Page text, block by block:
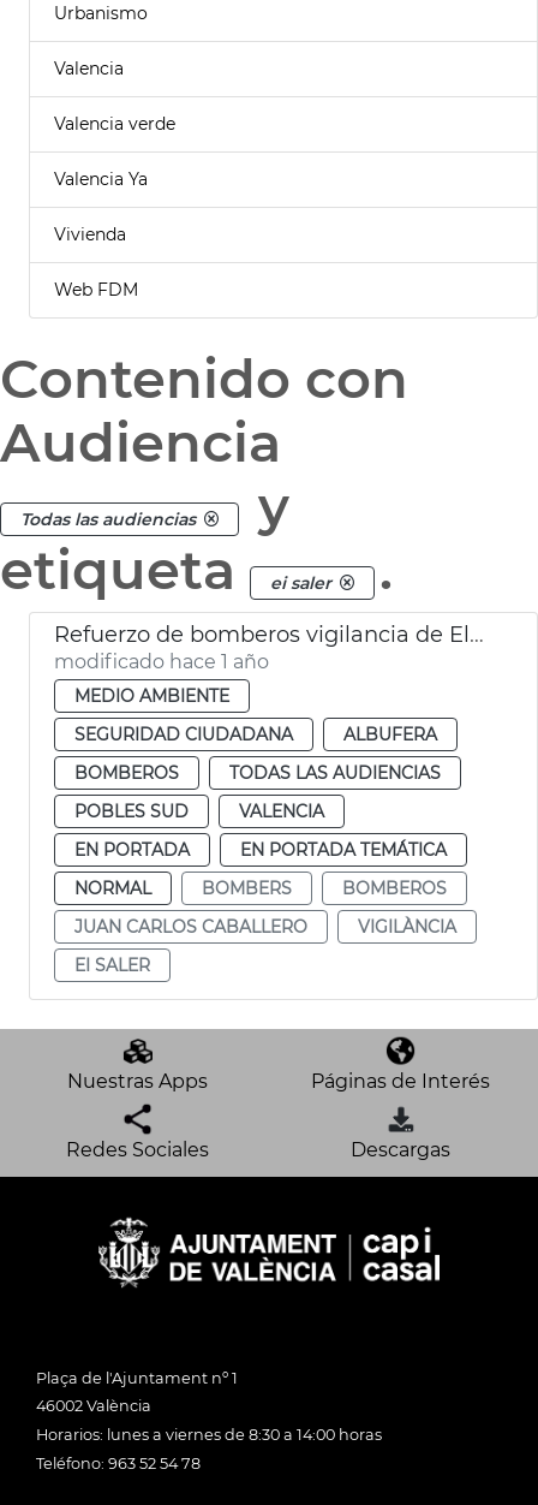
Urbanismo
Valencia
Valencia verde
Valencia Ya
Vivienda
Web FDM
Contenido con
Audiencia
Todas las audiencias
y
etiqueta
ei saler .
Refuerzo de bomberos vigilancia de El Saler València
modificado hace 1 año
MEDIO AMBIENTE
SEGURIDAD CIUDADANA
ALBUFERA
BOMBEROS
TODAS LAS AUDIENCIAS
POBLES SUD
VALENCIA
EN PORTADA
EN PORTADA TEMÁTICA
NORMAL
BOMBERS
BOMBEROS
JUAN CARLOS CABALLERO
VIGILÀNCIA
EI SALER
Nuestras Apps Páginas de Interés
Redes Sociales Descargas
Plaça de l'Ajuntament nº 1
46002 València
Horarios: lunes a viernes de 8:30 a 14:00 horas
Teléfono: 963 52 54 78